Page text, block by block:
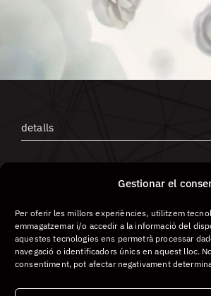
Gestionar el
Per oferir les millors experiències, utilitzem
emmagatzemar i/o accedir a la informació del
aquestes tecnologies ens permetrà processar
navegació o identificadors únics en aquest lloc.
consentiment, pot afectar negativament
detalls